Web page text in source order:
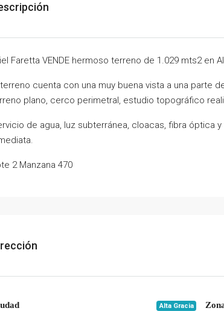
Faretta VENDE hermoso terreno de 1.029 mts2 en
terreno cuenta con una muy buena vista a una parte
plano, cerco perimetral, estudio topográfico
de agua, luz subterránea, cloacas, fibra óptica
2 Manzana 470
Alta Gracia